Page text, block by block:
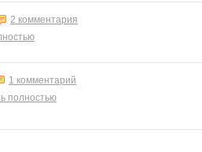
2 комментария
1 комментарий
полностью